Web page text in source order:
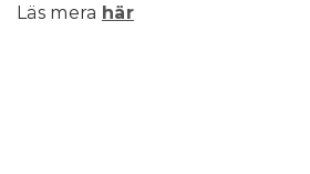
Läs mera här